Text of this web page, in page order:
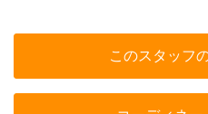
このスタッフ